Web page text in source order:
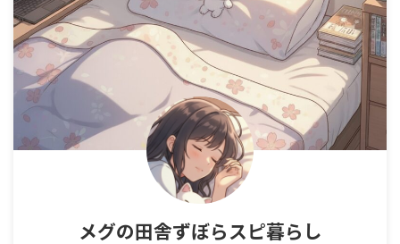
メグの田舎ずぼらスピ暮らし